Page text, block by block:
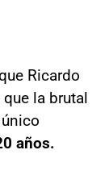
Ricardo
que la brutal
años.